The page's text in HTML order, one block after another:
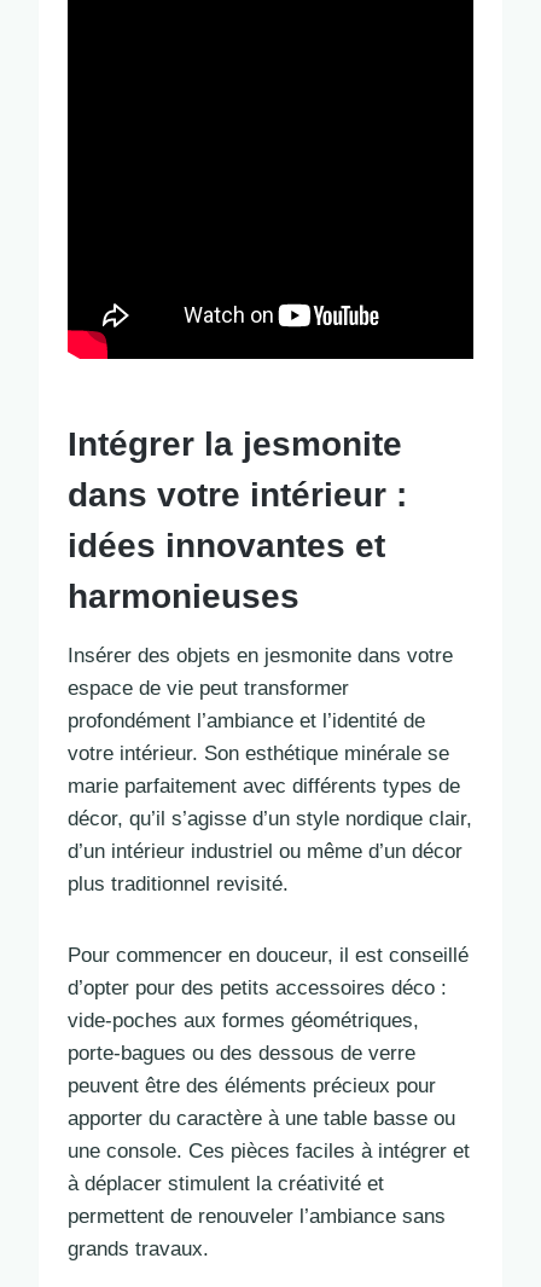
Intégrer la jesmonite
dans votre intérieur :
idées innovantes et
harmonieuses
Insérer des objets en jesmonite dans votre
espace de vie peut transformer
profondément l’ambiance et l’identité de
votre intérieur. Son esthétique minérale se
marie parfaitement avec différents types de
décor, qu’il s’agisse d’un style nordique clair,
d’un intérieur industriel ou même d’un décor
plus traditionnel revisité.
Pour commencer en douceur, il est conseillé
d’opter pour des petits accessoires déco :
vide-poches aux formes géométriques,
porte-bagues ou des dessous de verre
peuvent être des éléments précieux pour
apporter du caractère à une table basse ou
une console. Ces pièces faciles à intégrer et
à déplacer stimulent la créativité et
permettent de renouveler l’ambiance sans
grands travaux.